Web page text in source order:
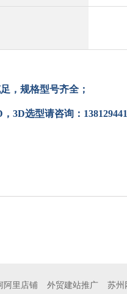
，规格型号齐全；
， 3D选型请咨询：
阿里店铺 外贸建站推广 苏州